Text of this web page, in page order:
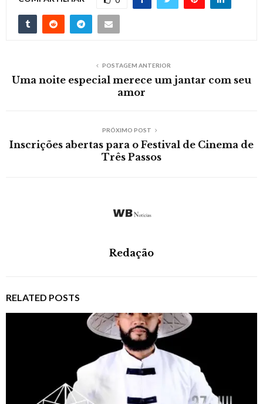
POSTAGEM ANTERIOR
Uma noite especial merece um jantar com seu
amor
PRÓXIMO POST
Inscrições abertas para o Festival de Cinema de
Três Passos
Redação
RELATED POSTS